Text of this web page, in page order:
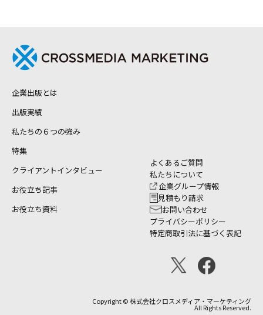
企業出版とは
出版実績
私たちの６つの強み
特集
クライアントインタビュー
お役立ち記事
お役立ち資料
よくあるご質問
私たちについて
企業グループ情報
見積もり請求
お問い合わせ
プライバシーポリシー
特定商取引法に基づく表記
Copyright © 株式会社クロスメディア・マーケティング
All Rights Reserved.